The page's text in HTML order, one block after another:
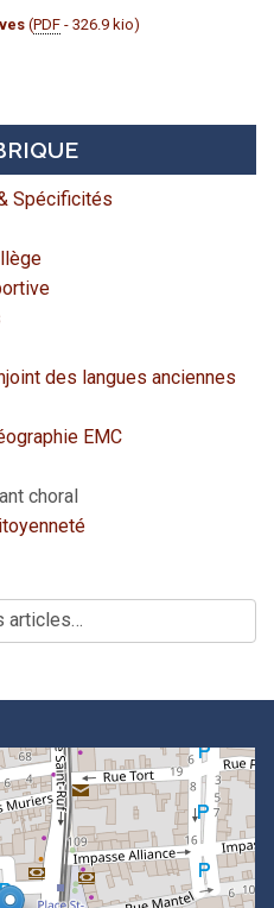
(PDF - 326.9 kio)
Spécificités
des langues anciennes
EMC
choral
articles…